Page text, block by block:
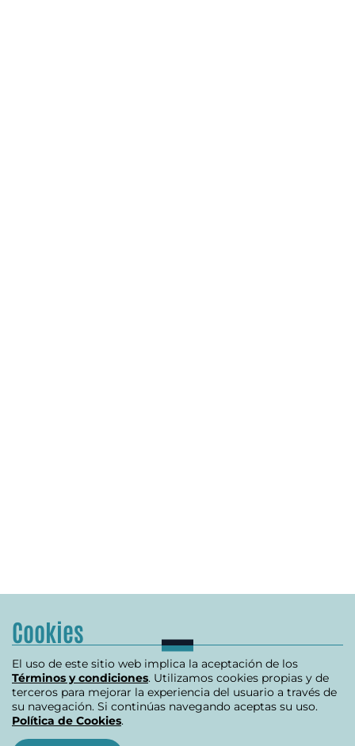
Cookies
El uso de este sitio web implica la aceptación de los
Términos y condiciones. Utilizamos cookies propias y de
terceros para mejorar la experiencia del usuario a través de
su navegación. Si continúas navegando aceptas su uso.
Política de Cookies.